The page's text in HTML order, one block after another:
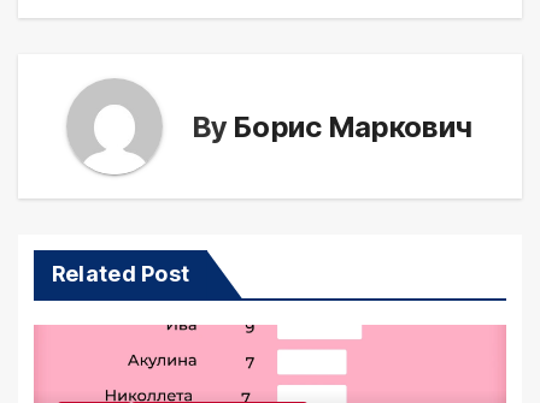
By Борис Маркович
Related Post